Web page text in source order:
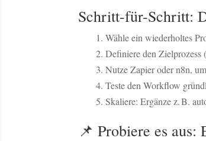
Schritt-für-Schritt:
Wähle ein wiederholtes
Definiere den Zielprozess
Nutze Zapier oder n8n,
Teste den Workflow
Skaliere: Ergänze z. B.
📌 Probiere es